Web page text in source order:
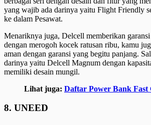
yang wajib ada darinya yaitu Flight Friendly
ke dalam Pesawat.
Menariknya juga, Delcell memberikan
dengan merogoh kocek ratusan ribu, kamu
aman dengan garansi yang begitu panjang.
darinya yaitu Delcell Magnum dengan
memiliki desain mungil.
Lihat juga: Daftar Power Bank Fast
8. UNEED